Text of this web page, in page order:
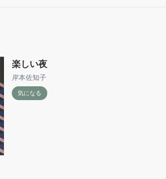
楽しい夜
岸本佐知子
気になる